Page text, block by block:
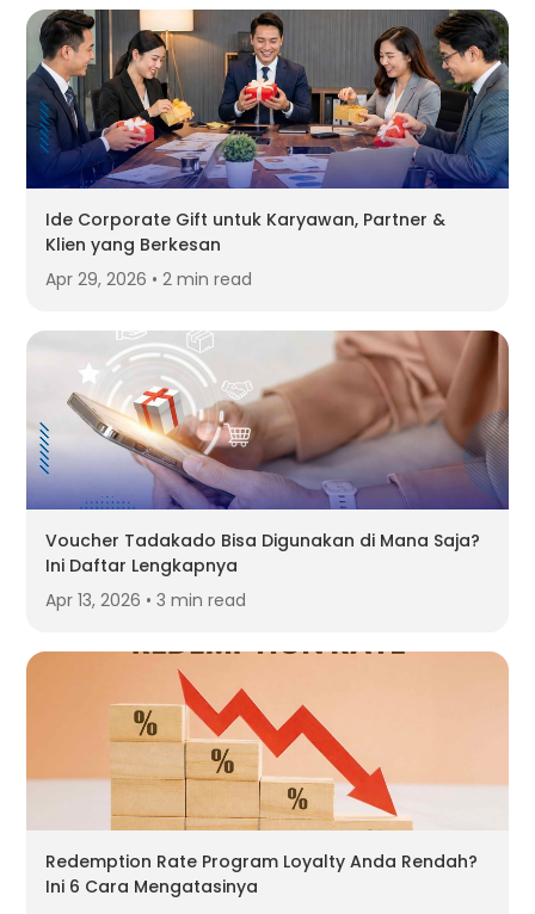
Ide Corporate Gift untuk Karyawan, Partner &
Klien yang Berkesan
Apr 29, 2026 • 2 min read
Voucher Tadakado Bisa Digunakan di Mana Saja?
Ini Daftar Lengkapnya
Apr 13, 2026 • 3 min read
Redemption Rate Program Loyalty Anda Rendah?
Ini 6 Cara Mengatasinya